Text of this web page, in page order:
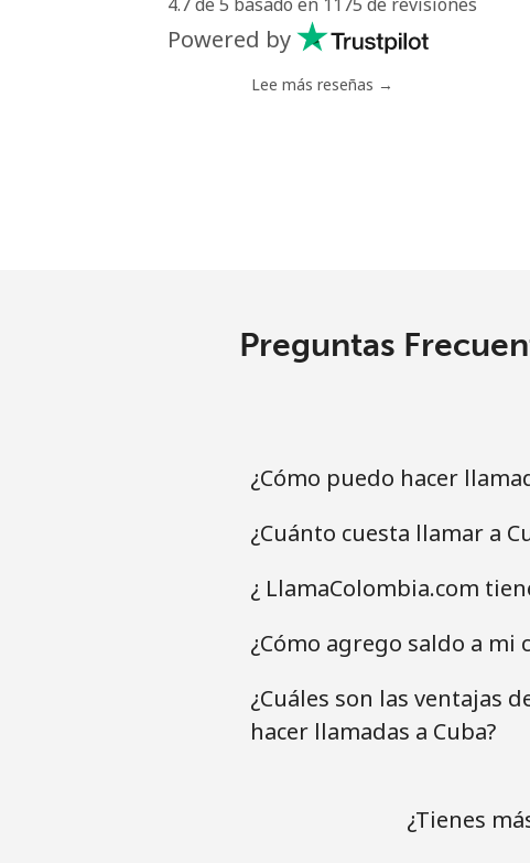
Powered by
Lee más reseñas →
Preguntas
¿Cómo puedo hacer
¿Cuánto cuesta llamar a
¿ LlamaColombia.com
¿Cómo agrego saldo a mi
¿Cuáles son las ventajas
hacer llamadas a Cuba?
¿Tienes